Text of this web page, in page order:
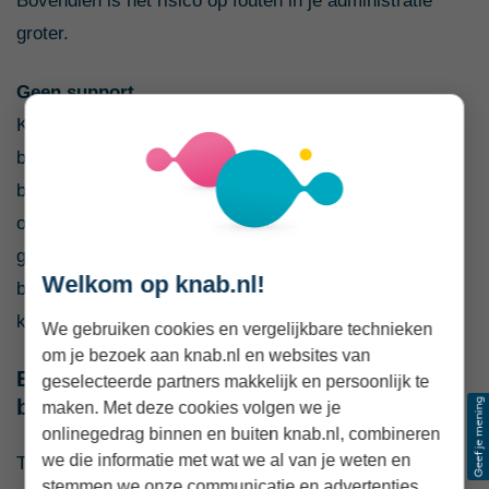
groter.
Geen support
Kom je er zelf niet helemaal uit of twijfel je of je een
boeking op de juiste manier hebt gedaan? Als je de
boekhouding doet in Excel is het helaas niet mogelijk
om daar support of ondersteuning bij te krijgen. Er is
geen technische ondersteuning en je hebt een
boekhouder nodig om vragen over de boekhouding te
kunnen stellen. En dat levert weer extra kosten op.
Boekhoudpakket met automatische
bankkoppeling
Twijfel je over het boekhouden in Excel of kijk je al met
Welkom op knab.nl!
We gebruiken cookies en vergelijkbare technieken
om je bezoek aan knab.nl en websites van
geselecteerde partners makkelijk en persoonlijk te
maken. Met deze cookies volgen we je
onlinegedrag binnen en buiten knab.nl, combineren
we die informatie met wat we al van je weten en